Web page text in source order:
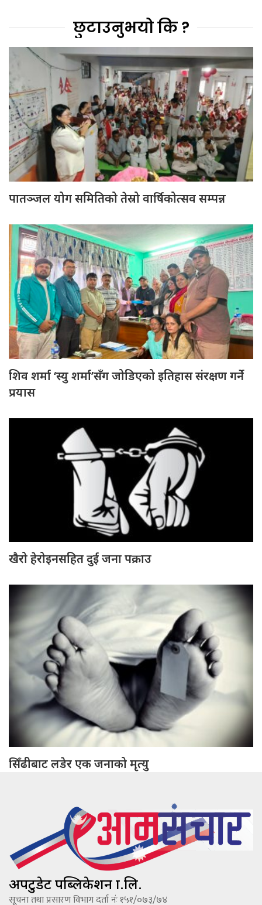
छुटाउनुभयो कि ?
पातञ्जल योग समितिको तेस्रो वार्षिकोत्सव सम्पन्न
शिव शर्मा ‘स्यु शर्मा’सँग जोडिएको इतिहास संरक्षण गर्ने
प्रयास
खैरो हेरोइनसहित दुई जना पक्राउ
सिँढीबाट लडेर एक जनाको मृत्यु
अपटुडेट पब्लिकेशन प्रा.लि.
सूचना तथा प्रसारण विभाग दर्ता नंः १५१/०७३/७४